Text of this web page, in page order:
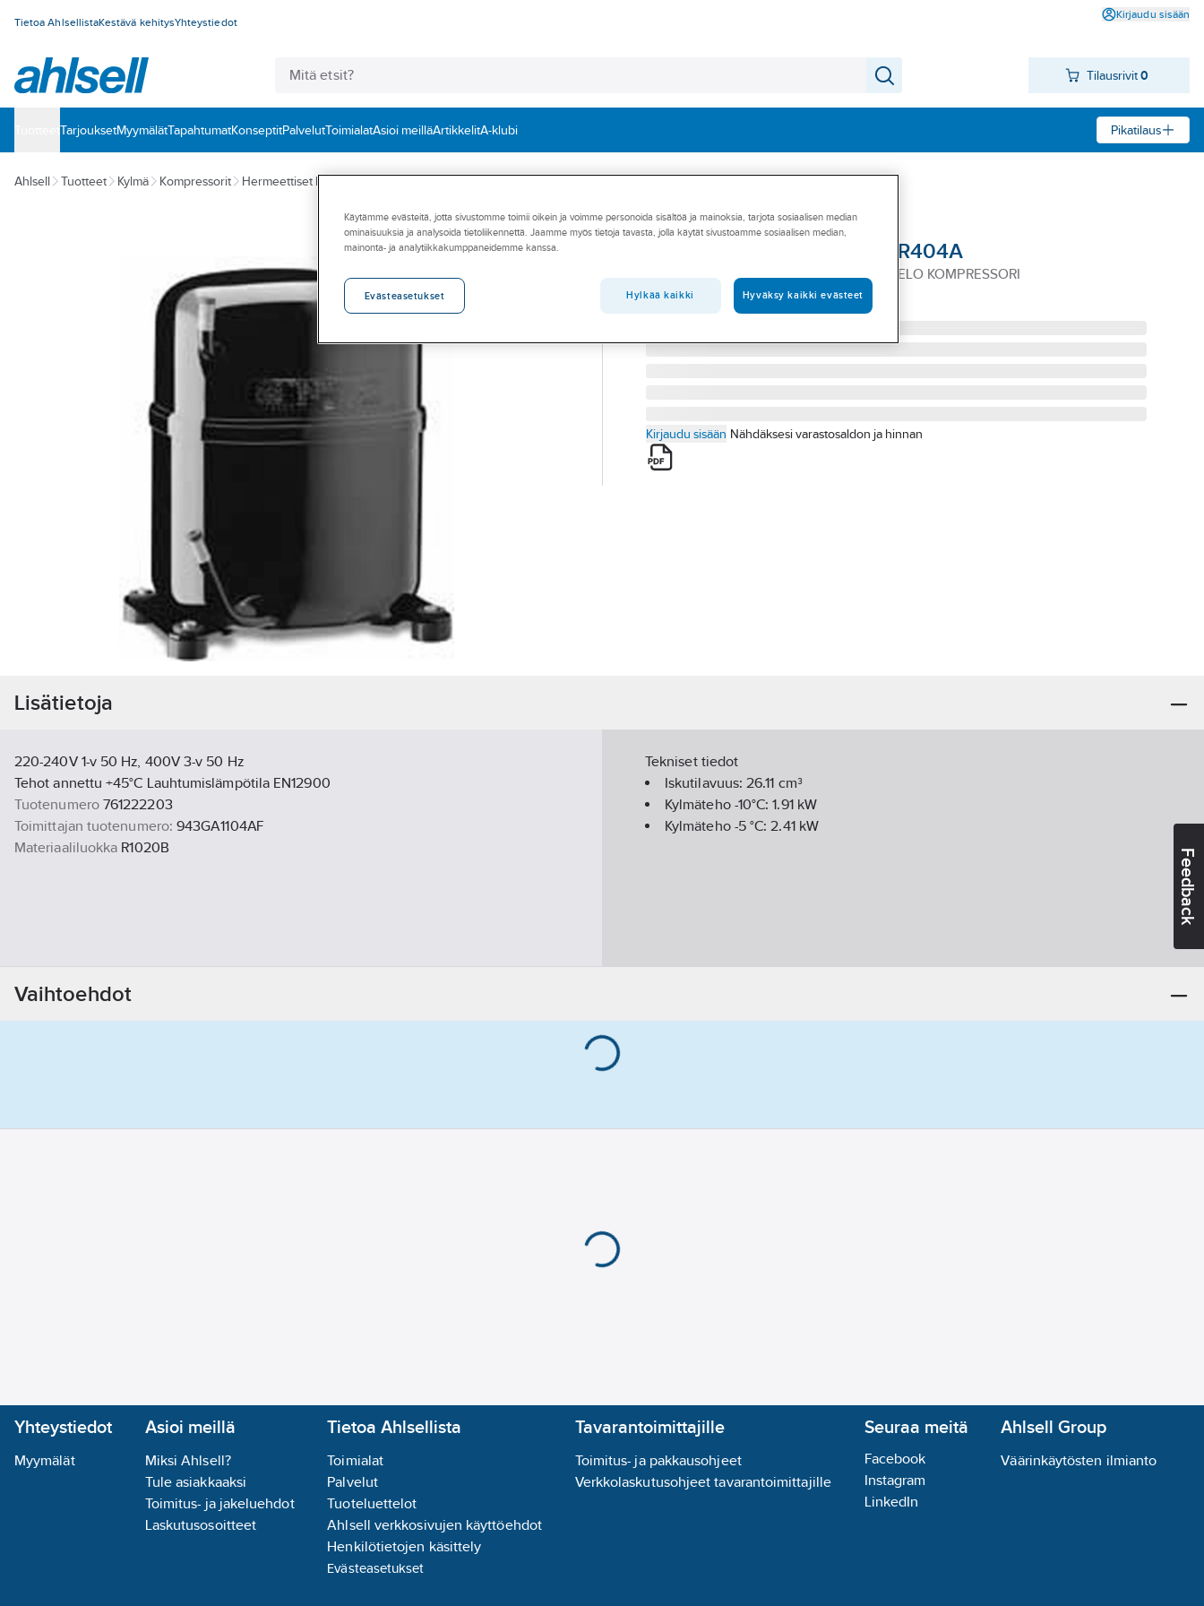
Tietoa AhlsellistaKestävä kehitysYhteystiedot
Kirjaudu sisään
Tilausrivit0
‎TarjouksetMyymälätTapahtumatKonseptitPalvelutToimialatAsioi meilläArtikkelitA-klubi Pikatilaus
Feedback
Ahlsell Tuotteet Kylmä Kompressorit Hermeettiset kompressorit
EMKARATE
Embraco kompressorit NJ R404A
NJ-9232-GK 26,1 R404A Juot. +RELEKOTELO KOMPRESSORI
Tuotenumero
761222203
Toimittajan tuotenumero:
Kirjaudu sisään Nähdäksesi varastosaldon ja hinnan
Lisätietoja
220-240V 1-v 50 Hz, 400V 3-v 50 Hz
Tehot annettu +45°C Lauhtumislämpötila EN12900
Tuotenumero 761222203
Toimittajan tuotenumero: 943GA1104AF
Materiaaliluokka R1020B
Tekniset tiedot
Iskutilavuus:26.11 cm³
Kylmäteho -10°C:1.91kW
Kylmäteho -5 °C:2.41kW
Vaihtoehdot
Yhteystiedot
Myymälät
Asioi meillä
Miksi Ahlsell?
Tule asiakkaaksi
Toimitus- ja jakeluehdot
Laskutusosoitteet
Tietoa Ahlsellista
Toimialat
Palvelut
Tuoteluettelot
Ahlsell verkkosivujen käyttöehdot
Henkilötietojen käsittely
Evästeasetukset
Tavarantoimittajille
Toimitus- ja pakkausohjeet
Verkkolaskutusohjeet tavarantoimittajille
Seuraa meitä
Facebook
Instagram
LinkedIn
Ahlsell Group
Väärinkäytösten ilmianto
Käytämme evästeitä, jotta sivustomme toimii oikein ja voimme personoida sisältöä ja mainoksia, tarjota sosiaalisen median
ominaisuuksia ja analysoida tietoliikennettä. Jaamme myös tietoja tavasta, jolla käytät sivustoamme sosiaalisen median,
mainonta- ja analytiikkakumppaneidemme kanssa.
Evästeasetukset Hylkää kaikki Hyväksy kaikki evästeet